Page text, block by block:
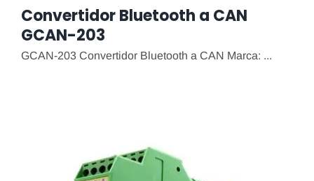
Convertidor Bluetooth a CAN
GCAN-203
GCAN-203 Convertidor Bluetooth a CAN Marca: ...